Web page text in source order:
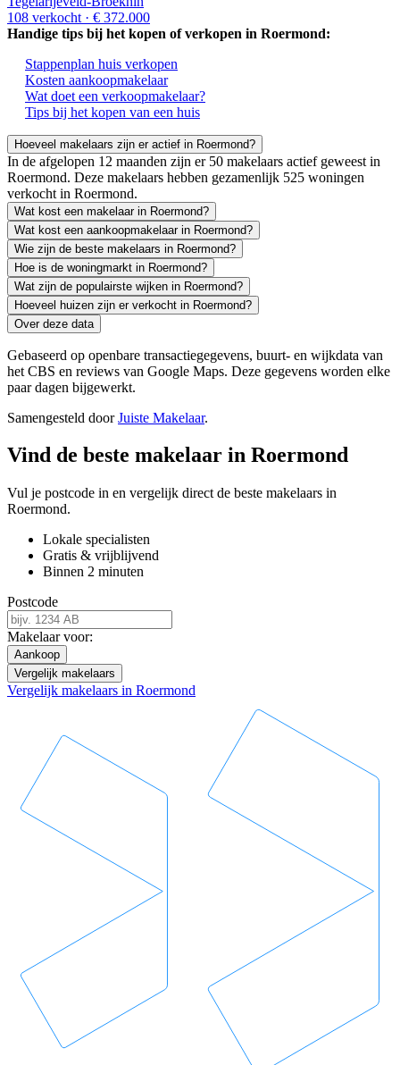
108 verkocht · € 372.000
Handige tips bij het kopen of verkopen in Roermond:
Stappenplan huis verkopen
Kosten aankoopmakelaar
Wat doet een verkoopmakelaar?
Tips bij het kopen van een huis
Hoeveel makelaars zijn er actief in Roermond?
In de afgelopen 12 maanden zijn er 50 makelaars actief geweest in
Roermond. Deze makelaars hebben gezamenlijk 525 woningen
verkocht in Roermond.
Wat kost een makelaar in Roermond?
Wat kost een aankoopmakelaar in Roermond?
Wie zijn de beste makelaars in Roermond?
Hoe is de woningmarkt in Roermond?
Wat zijn de populairste wijken in Roermond?
Hoeveel huizen zijn er verkocht in Roermond?
Over deze data
Gebaseerd op openbare transactiegegevens, buurt- en wijkdata van
het CBS en reviews van Google Maps. Deze gegevens worden elke
paar dagen bijgewerkt.
Samengesteld doorJuiste Makelaar.
Vind de beste makelaar in Roermond
Vul je postcode in en vergelijk direct de beste makelaars in
Roermond.
Lokale specialisten
Gratis & vrijblijvend
Binnen 2 minuten
Postcode
Makelaar voor:
Aankoop
Vergelijk makelaars
Vergelijk makelaars in Roermond